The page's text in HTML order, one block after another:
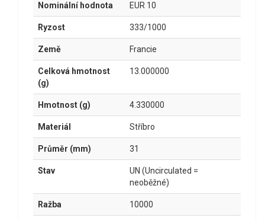
Nominální hodnota EUR 10
Ryzost 333/1000
Země Francie
Celková hmotnost
(g)
13.000000
Hmotnost (g) 4.330000
Materiál Stříbro
Průměr (mm) 31
Stav
UN (Uncirculated =
neoběžné)
Ražba 10000